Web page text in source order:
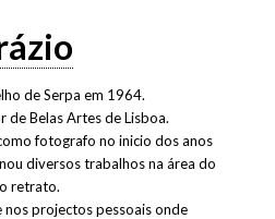
de Serpa em 1964.
de Belas Artes de Lisboa.
fotografo no inicio dos anos
diversos trabalhos na área do
retrato.
projectos pessoais onde